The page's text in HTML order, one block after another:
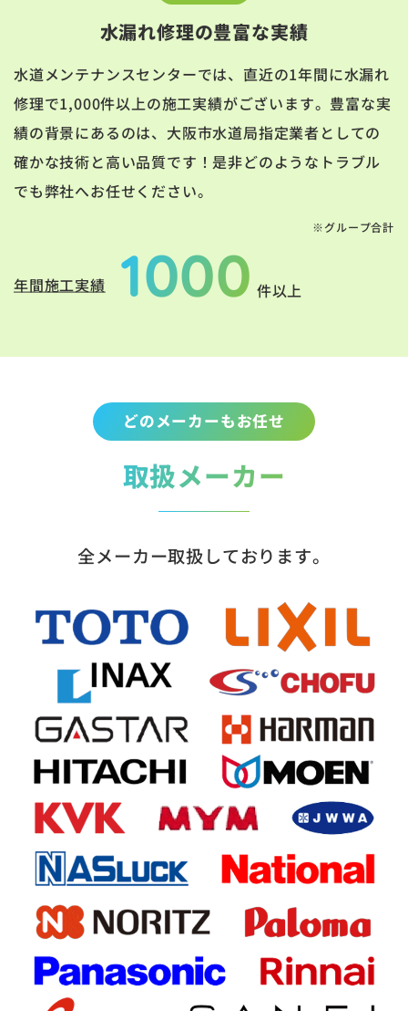
水漏れ修理の豊富な実績
水道メンテナンスセンターでは、直近の1年間に水漏れ
修理で1,000件以上の施工実績がございます。豊富な実
績の背景にあるのは、大阪市水道局指定業者としての
確かな技術と高い品質です！是非どのようなトラブル
でも弊社へお任せください。
※グループ合計
年間施工実績 1000 件以上
どのメーカーもお任せ
取扱メーカー
全メーカー取扱しております。